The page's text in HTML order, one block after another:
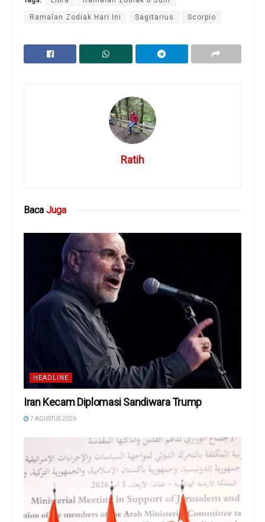
Ramalan Zodiak Hari Ini Sagitarius Scorpio
Ratih
Baca Juga
HEADLINE
Iran Kecam Diplomasi Sandiwara Trump
7 AGUSTUS 2026